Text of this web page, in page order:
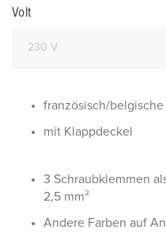
Volt
französisch/belgische
mit Klappdeckel
3 Schraubklemmen
2,5 mm²
Andere Farben auf